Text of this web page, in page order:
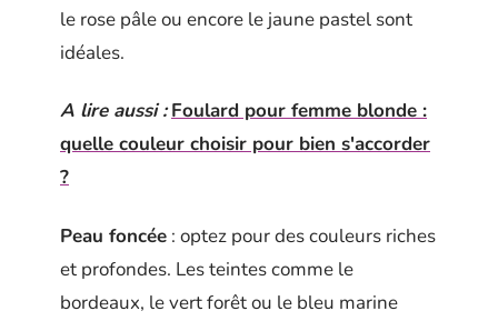
le rose pâle ou encore le jaune pastel sont
idéales.
A lire aussi : Foulard pour femme blonde :
quelle couleur choisir pour bien s'accorder
?
Peau foncée : optez pour des couleurs riches
et profondes. Les teintes comme le
bordeaux, le vert forêt ou le bleu marine